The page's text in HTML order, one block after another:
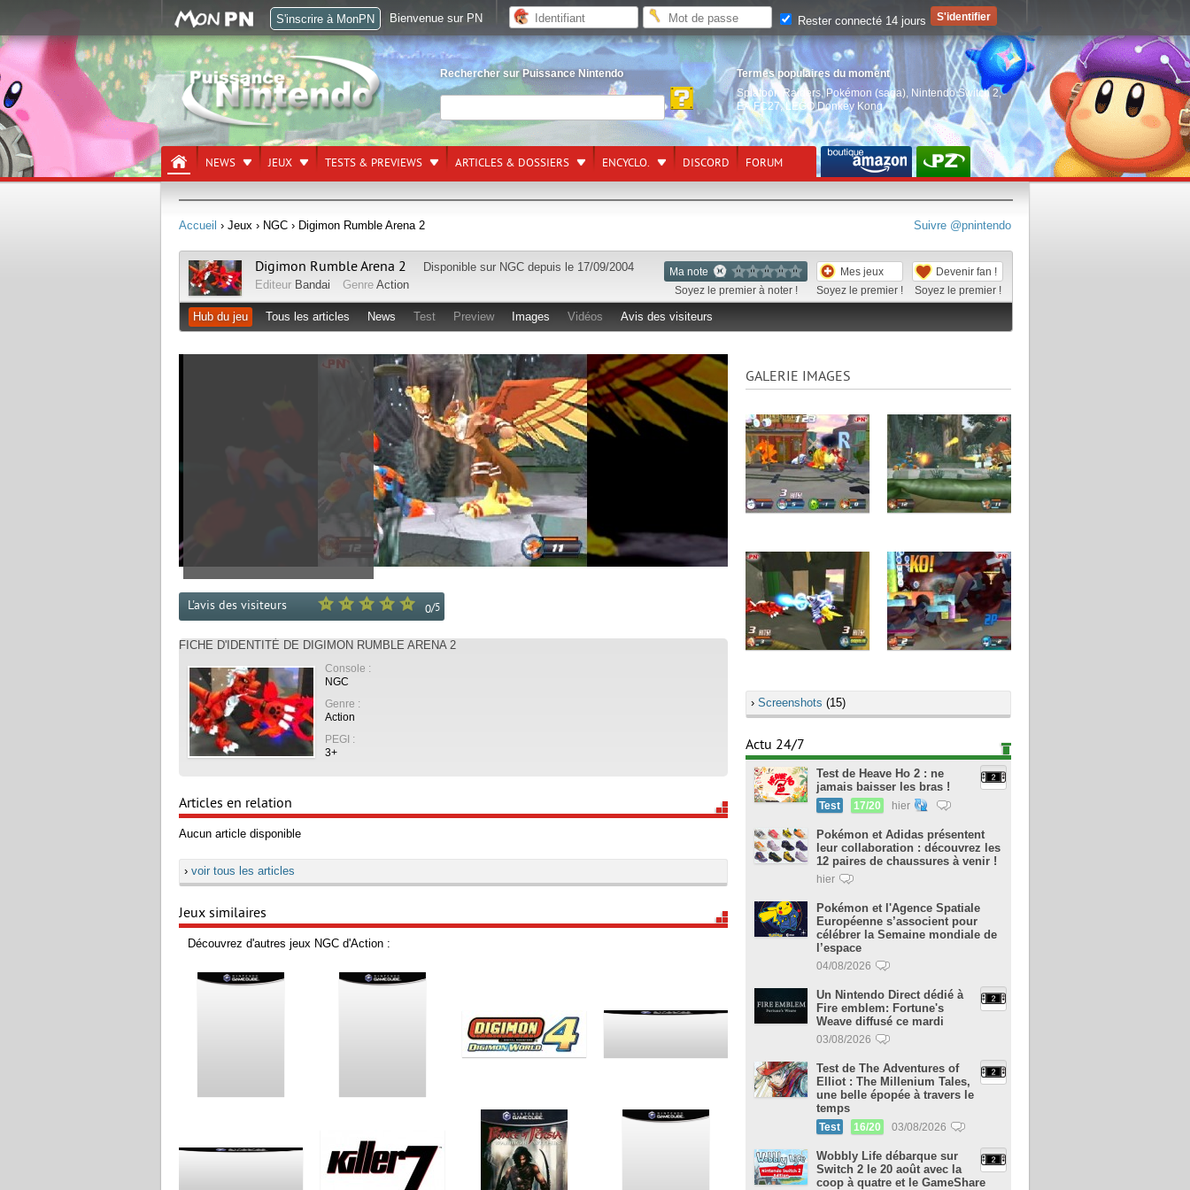
Rechercher sur Puissance Nintendo
Termes populaires du moment
Splatoon Raiders, Pokémon (saga) Nintendo Switch 2,
EA FC27,LEGO Donkey Kong
NEWS JEUX TESTS & PREVIEWS ARTICLES & DOSSIERS ENCYCLO. DISCORD FORUM
Suivre @pnintendo
Accueil › Jeux › NGC › Digimon Rumble Arena 2
Ma note
Soyez le premier à noter !
Mes jeux
Soyez le premier !
Devenir fan !
Soyez le premier !
Digimon Rumble Arena 2 Disponible sur NGC depuis le 17/09/2004
Editeur Bandai Genre Action
Hub du jeu Tous les articles News Test Preview Images Vidéos Avis des visiteurs
0/5
L'avis des visiteurs
FICHE D'IDENTITÉ DE DIGIMON RUMBLE ARENA 2
Console :
NGC
Genre :
Action
PEGI :
3+
Articles en relation
Aucun article disponible
› voir tous les articles
Jeux similaires
Découvrez d'autres jeux NGC d'Action :
GALERIE IMAGES
› Screenshots (15)
Actu 24/7
Test de Heave Ho 2 : ne
jamais baisser les bras !
Test 17/20 hier
Pokémon et Adidas présentent
leur collaboration : découvrez les
12 paires de chaussures à venir !
hier
Pokémon et l'Agence Spatiale
Européenne s’associent pour
célébrer la Semaine mondiale de
l’espace
04/08/2026
Un Nintendo Direct dédié à
Fire emblem: Fortune's
Weave diffusé ce mardi
03/08/2026
Test de The Adventures of
Elliot : The Millenium Tales,
une belle épopée à travers le
temps
Test 16/20 03/08/2026
Wobbly Life débarque sur
Switch 2 le 20 août avec la
coop à quatre et le GameShare
S'inscrire à MonPN Bienvenue sur PN Rester connecté 14 jours